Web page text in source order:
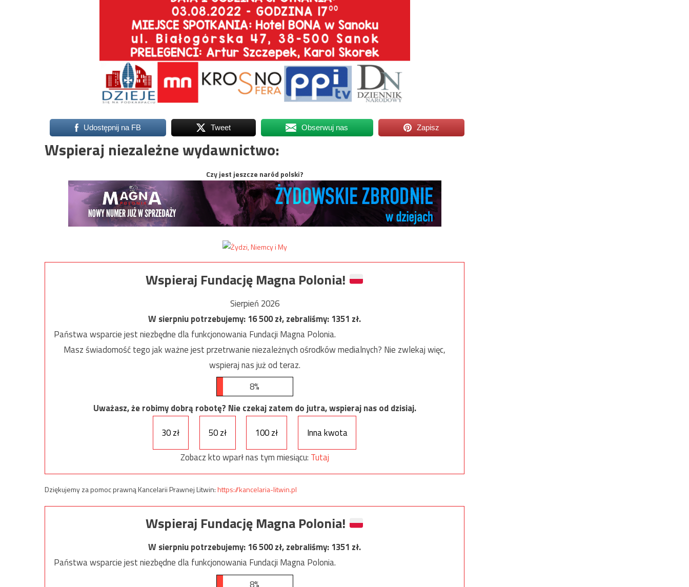
Udostępnij na FB Tweet Obserwuj nas Zapisz
Wspieraj niezależne wydawnictwo:
Czy jest jeszcze naród polski?
Wspieraj Fundację Magna Polonia!
Sierpień 2026
W sierpniu potrzebujemy:16 500zł, zebraliśmy:1351 zł.
Państwa wsparcie jest niezbędne dla funkcjonowania Fundacji Magna Polonia.
Masz świadomość tego jak ważne jest przetrwanie niezależnych ośrodków medialnych? Nie zwlekaj więc,
wspieraj nas już od teraz.
8%
Uważasz, że robimy dobrą robotę? Nie czekaj zatem do jutra, wspieraj nas od dzisiaj.
30 zł
50 zł 100 zł
Inna kwota
Zobacz kto wparł nas tym miesiącu: Tutaj
Dziękujemy za pomoc prawną Kancelarii Prawnej Litwin:https://kancelaria-litwin.pl
Wspieraj Fundację Magna Polonia!
W sierpniu potrzebujemy:16 500zł, zebraliśmy:1351 zł.
Państwa wsparcie jest niezbędne dla funkcjonowania Fundacji Magna Polonia.